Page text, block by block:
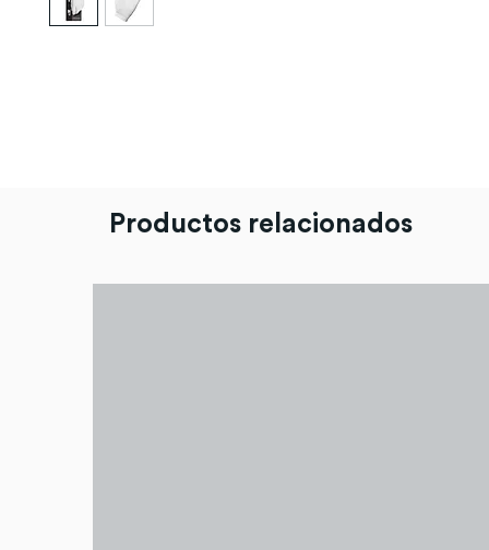
Productos relacionados